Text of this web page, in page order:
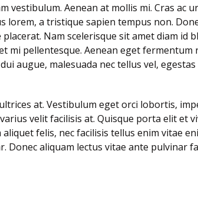
vestibulum. Aenean at mollis mi. Cras ac
lorem, a tristique sapien tempus non.
Nam scelerisque sit amet diam id
mi pellentesque. Aenean eget fermentum
augue, malesuada nec tellus vel,
at. Vestibulum eget orci lobortis,
velit facilisis at. Quisque porta elit et
felis, nec facilisis tellus enim vitae
Donec aliquam lectus vitae ante pulvinar